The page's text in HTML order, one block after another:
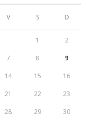
V S D
1 2
7 8 9
14 15 16
21 22 23
28 29 30